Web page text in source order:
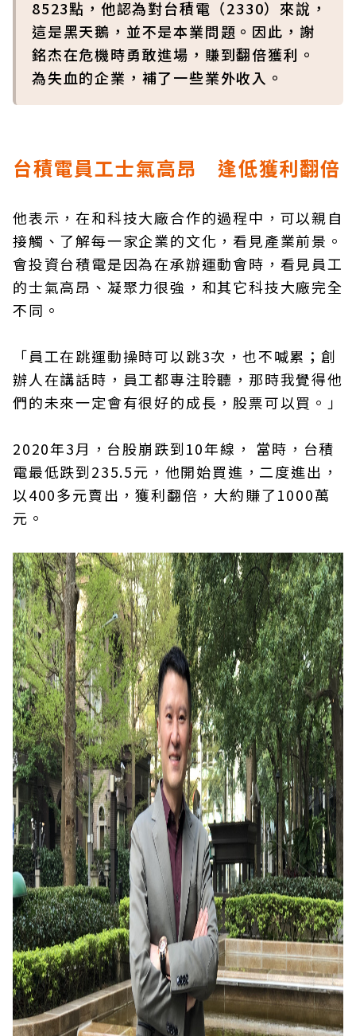
8523點，他認為對台積電（2330）來說，
這是黑天鵝，並不是本業問題。因此，謝
銘杰在危機時勇敢進場，賺到翻倍獲利。
為失血的企業，補了一些業外收入。
台積電員工士氣高昂 逢低獲利翻倍
他表示，在和科技大廠合作的過程中，可以親自
接觸、了解每一家企業的文化，看見產業前景。
會投資台積電是因為在承辦運動會時，看見員工
的士氣高昂、凝聚力很強，和其它科技大廠完全
不同。
「員工在跳運動操時可以跳3次，也不喊累；創
辦人在講話時，員工都專注聆聽，那時我覺得他
們的未來一定會有很好的成長，股票可以買。」
2020年3月，台股崩跌到10年線， 當時，台積
電最低跌到235.5元，他開始買進，二度進出，
以400多元賣出，獲利翻倍，大約賺了1000萬
元。